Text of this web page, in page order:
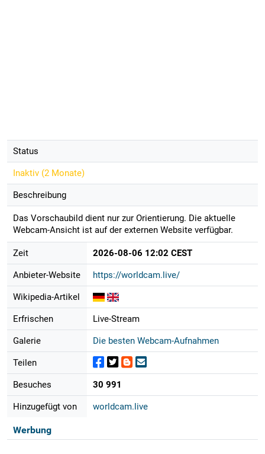
Status
Inaktiv (2 Monate)
Beschreibung
Das Vorschaubild dient nur zur Orientierung. Die aktuelle
Webcam-Ansicht ist auf der externen Website verfügbar.
Zeit 2026-08-06 12:02 CEST
Anbieter-Website https://worldcam.live/
Wikipedia-Artikel
Erfrischen Live-Stream
Galerie Die besten Webcam-Aufnahmen
Teilen
Besuches 30 991
Hinzugefügt von worldcam.live
Werbung